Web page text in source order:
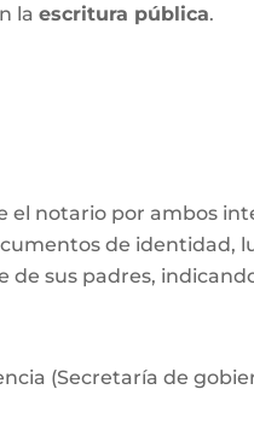
la escritura pública.
el notario por ambos
de identidad,
de sus padres,
(Secretaría de